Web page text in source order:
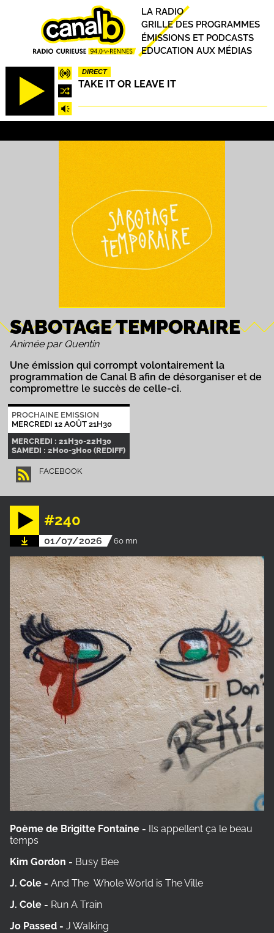
DIRECT
TAKE IT OR LEAVE IT
Principal
LA RADIO
GRILLE DES PROGRAMMES
ÉMISSIONS ET PODCASTS
EDUCATION AUX MÉDIAS
SABOTAGE TEMPORAIRE
Animée par Quentin
Une émission qui corrompt volontairement la
programmation de Canal B afin de désorganiser et de
compromettre le succès de celle-ci.
PROCHAINE EMISSION
MERCREDI 12 AOÛT 21H30
MERCREDI : 21H30-22H30
SAMEDI : 2H00-3H00 (REDIFF)
FACEBOOK
#240
01/07/2026 60 mn
Poème de Brigitte Fontaine - Ils appellent ça le beau
temps
Kim Gordon - Busy Bee
J. Cole - And The Whole World is The Ville
J. Cole - Run A Train
Jo Passed - J Walking